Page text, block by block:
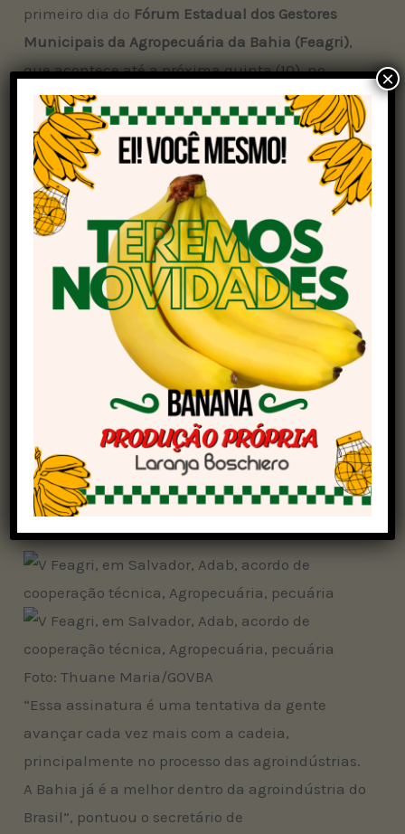
primeiro dia do Fórum Estadual dos Gestores
Municipais da Agropecuária da Bahia (Feagri),
que acontece até a próxima quinta (10), no
Centro de Convenções de Salvador.
O evento realizado pela Seagri promete ser um
marco para o setor agropecuário baiano e surge
como uma das maiores oportunidades de
discussão e aprendizado sobre o futuro da
agropecuária na Bahia e tem a expectativa de
reunir mais de 500 inscritos de 210 municípios
de todos os 27 territórios de identidade do
Além da Seagri, o evento conta com a parceria
da Secretaria de Desenvolvimento Rural (SDR),
da Agência Estadual de Defesa Agropecuária da
Bahia (ADAB), da Secretaria de Turismo (Setur),
Bahia Pesca e Centro Tecnológico Agropecuária
do Estado da Bahia (Cetab).
Foto: Thuane Maria/GOVBA
“Essa assinatura é uma tentativa da gente
avançar cada vez mais com a cadeia,
principalmente no processo das agroindústrias.
A Bahia já é a melhor dentro da agroindústria do
Brasil”, pontuou o secretário de
×